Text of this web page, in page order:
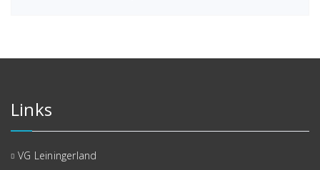
Links
VG Leiningerland